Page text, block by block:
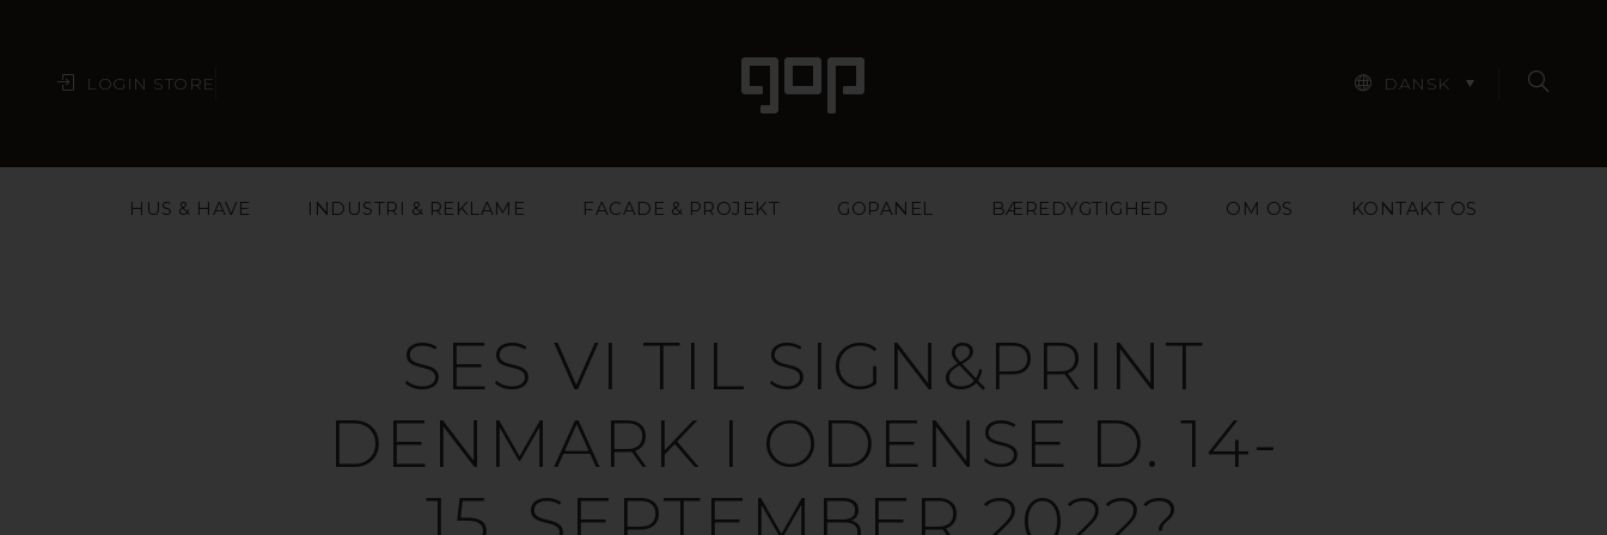
LOGIN STORE DANSK
HUS & HAVE INDUSTRI & REKLAME FACADE & PROJEKT GOPANEL BÆREDYGTIGHED OM OS KONTAKT OS
SES VI TIL SIGN&PRINT
DENMARK I ODENSE D. 14-